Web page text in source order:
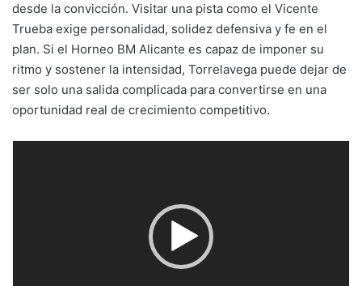
desde la convicción. Visitar una pista como el Vicente
Trueba exige personalidad, solidez defensiva y fe en el
plan. Si el Horneo BM Alicante es capaz de imponer su
ritmo y sostener la intensidad, Torrelavega puede dejar de
ser solo una salida complicada para convertirse en una
oportunidad real de crecimiento competitivo.